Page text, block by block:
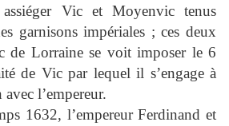
Vic et Moyenvic tenus
garnisons impériales ; ces deux
de Lorraine se voit imposer le 6
de Vic par lequel il s’engage à
l’empereur.
1632, l’empereur Ferdinand et